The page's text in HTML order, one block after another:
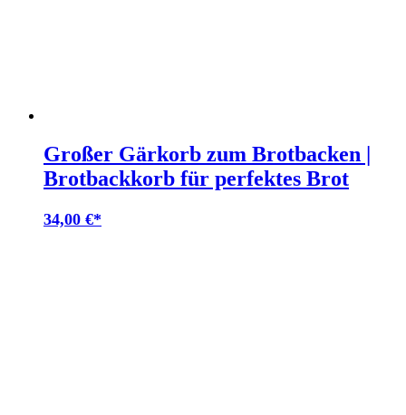
Großer Gärkorb zum Brotbacken |
Brotbackkorb für perfektes Brot
34,00 €